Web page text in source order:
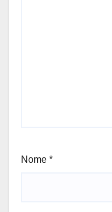
Nome *